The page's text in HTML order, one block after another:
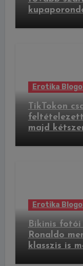
Erotika
TikTokon
majd
Erotika
Bikinis
Ronaldo
klasszis is